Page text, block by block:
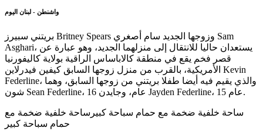
واشنطن - لبنان اليوم
بريتني سبيرز Britney Spears وزوجها الجديد سام أصغري Sam
Asghari، يستعدان حاليا للانتقال إلى منزلهما الجديد، وهو عبارة عن
قصر فخم يقع في منطقة كالاباساس الراقية بولاية كاليفورنيا
الأمريكية، بالقرب من منزل زوجها السابق كيفين فيدرلاين Kevin
Federline، والذي يقيم فيه أيضا طفلا بريتني من زوجها السابق، وهما
شون Sean Federline، 16 عام، وجايدن Jayden Federline، 15 عام.
ساحة خلفية ضخمة مع حمام سباحة كبيرساحة خلفية ضخمة مع
حمام سباحة كبير